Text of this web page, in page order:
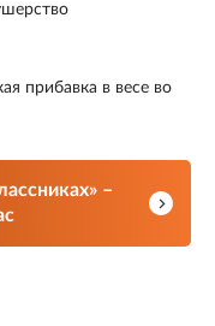
прибавка в весе во
–